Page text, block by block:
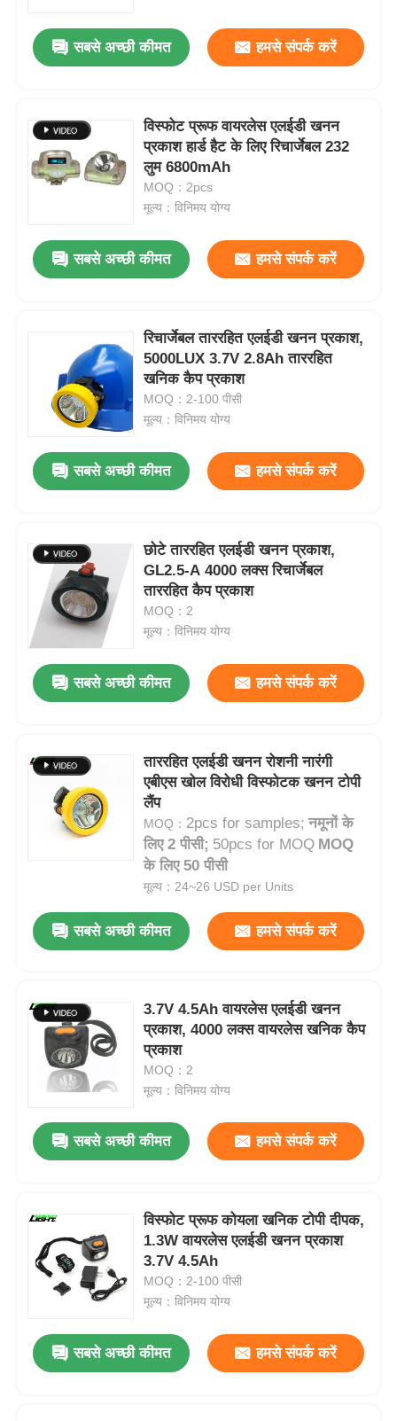
वीआर दिखाएँ
हमारे बारे में
फैक्टरी यात्रा
समाचार
एक बोली का अनुरोध
एलईडी खनन दीपक
सबसे अच्छी कीमत हमसे संपर्क करें
विस्फोट प्रूफ वायरलेस एलईडी खनन
प्रकाश हार्ड हैट के लिए रिचार्जेबल 232
लुम 6800mAh
MOQ：2pcs
मूल्य：विनिमय योग्य
सबसे अच्छी कीमत हमसे संपर्क करें
रिचार्जेबल ताररहित एलईडी खनन प्रकाश,
5000LUX 3.7V 2.8Ah ताररहित
खनिक कैप प्रकाश
MOQ：2-100 पीसी
मूल्य：विनिमय योग्य
सबसे अच्छी कीमत हमसे संपर्क करें
छोटे ताररहित एलईडी खनन प्रकाश,
GL2.5-A 4000 लक्स रिचार्जेबल
ताररहित कैप प्रकाश
MOQ：2
मूल्य：विनिमय योग्य
सबसे अच्छी कीमत हमसे संपर्क करें
ताररहित एलईडी खनन रोशनी नारंगी
एबीएस खोल विरोधी विस्फोटक खनन टोपी
लैंप
MOQ： 2pcs for samples; नमूनों के
लिए 2 पीसी; 50pcs for MOQ MOQ
के लिए 50 पीसी
मूल्य：24~26 USD per Units
सबसे अच्छी कीमत हमसे संपर्क करें
3.7V 4.5Ah वायरलेस एलईडी खनन
प्रकाश, 4000 लक्स वायरलेस खनिक कैप
प्रकाश
MOQ：2
मूल्य：विनिमय योग्य
सबसे अच्छी कीमत हमसे संपर्क करें
विस्फोट प्रूफ कोयला खनिक टोपी दीपक,
1.3W वायरलेस एलईडी खनन प्रकाश
3.7V 4.5Ah
MOQ：2-100 पीसी
मूल्य：विनिमय योग्य
सबसे अच्छी कीमत हमसे संपर्क करें